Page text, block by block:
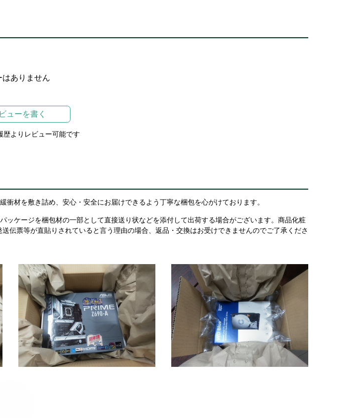
はありません
ューを書く
歴よりレビュー可能です
材を敷き詰め、安心・安全にお届けできるよう丁寧な梱包を心がけております。
ケージを梱包材の一部として直接送り状などを添付して出荷する場合がございます。商品化粧
伝票等が直貼りされていると言う理由の場合、返品・交換はお受けできませんのでご了承くださ